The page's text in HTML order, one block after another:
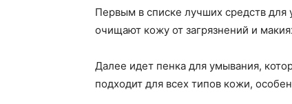
Первым в списке лучших средств для
очищают кожу от загрязнений и
Далее идет пенка для умывания,
подходит для всех типов кожи,